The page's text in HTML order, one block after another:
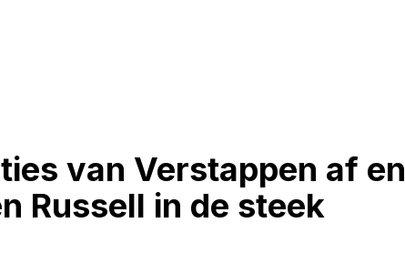
van Verstappen af en
Russell in de steek